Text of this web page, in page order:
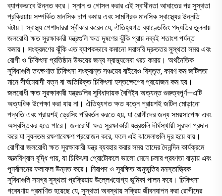
ব্যাপকভাবে উন্নত করে। স্নান ও গোসল করার এই স্বাধীনতা আঘাতের পর সুস্থতা
প্রক্রিয়ায় সম্পর্কিত মানসিক চাপ কমায় এবং সামগ্রিক মানসিক স্বাস্থ্যের উন্নতি
ঘটায়। স্বাস্থ্য পেশাদাররা স্বীকার করেন যে, ঐতিহ্যগত ব্যাণ্ডেজিং পদ্ধতির তুলনায়
জলরোধী ক্ষত সুরক্ষাকারী যন্ত্রগুলি ক্ষত দূষণের ঝুঁকি প্রায় নব্বই শতাংশ পর্যন্ত
কমায়। সংক্রমণের ঝুঁকি এত ব্যাপকভাবে কমানো সরাসরি দ্রুততর সুস্থতা সময় এবং
রোগী ও চিকিৎসা প্রতিষ্ঠান উভয়ের জন্য স্বাস্থ্যসেবা খরচ কমায়। অর্থনৈতিক
সুবিধাগুলি তৎক্ষণাত চিকিৎসা সংক্রান্ত সঞ্চয়ের বাইরেও বিস্তৃত, কারণ কম জটিলতা
মানে দীর্ঘমেয়াদী যত্ন বা অতিরিক্ত চিকিৎসা হস্তক্ষেপের প্রয়োজন কম হয়।
জলরোধী ক্ষত সুরক্ষাকারী যন্ত্রগুলির সুবিধাদায়ক বৈশিষ্ট্য অত্যন্ত গুরুত্বপূর্ণ—এটি
অত্যধিক উপেক্ষা করা যায় না। ঐতিহ্যগত ক্ষত যত্নে প্রায়শই জটিল মোড়ানো
পদ্ধতি এবং প্রায়শই ড্রেসিং পরিবর্তন করতে হয়, যা রোগীদের জন্য সময়সাপেক্ষ এবং
অস্বস্তিকর হতে পারে। জলরোধী ক্ষত সুরক্ষাকারী যন্ত্রগুলি দীর্ঘস্থায়ী সুরক্ষা প্রদান
করে যা ন্যূনতম রক্ষণাবেক্ষণ প্রয়োজন করে, ফলে এই ঝামেলাগুলি দূর হয়ে যায়।
রোগীরা জলরোধী ক্ষত সুরক্ষাকারী যন্ত্র ব্যবহার করার সময় তাদের দৈনন্দিন কার্যক্রমে
আত্মবিশ্বাস বৃদ্ধি পায়, যা চিকিৎসা প্রোটোকলে ভালো মেনে চলার প্রবণতা বাড়ায় এবং
পুনর্বাসনের ফলাফল উন্নত করে। নিরাপদ ও সুরক্ষিত অনুভূতির মনস্তাত্ত্বিক
সুবিধাগুলি সমগ্র সুস্থতা প্রক্রিয়ায় উল্লেখযোগ্য ভূমিকা পালন করে। চিকিৎসা
গবেষণায় প্রমাণিত হয়েছে যে, সুস্থতা অবস্থায় সক্রিয় জীবনযাপন করা রোগীদের